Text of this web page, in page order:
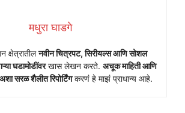
मधुरा घाडगे
क्षेत्रातीलनवीन चित्रपट, सिरीयल्स आणि सोशल
घडामोडींवरखास लेखन करते. अचूक माहिती आणि
सरळ शैलीत रिपोर्टिंगकरणं हे माझं प्राधान्य आहे.